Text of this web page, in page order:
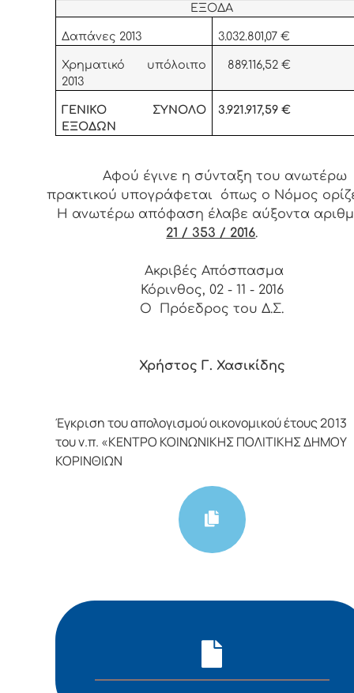
ΕΞΟΔΑ
Δαπάνες 2013 3.032.801,07 €
Χρηματικό υπόλοιπο
2013
889.116,52 €
ΓΕΝΙΚΟ ΣΥΝΟΛΟ
ΕΞΟΔΩΝ
3.921.917,59 €
Αφού έγινε η σύνταξη του ανωτέρω
πρακτικού υπογράφεται όπως ο Νόμος
Η ανωτέρω απόφαση έλαβε αύξοντα
21 / 353 / 2016.
Ακριβές Απόσπασμα
Κόρινθος, 02 - 11 - 2016
Ο Πρόεδρος του Δ.Σ.
Χρήστος Γ. Χασικίδης
Έγκριση του απολογισμού οικονομικού έτους 2013
του ν.π. «ΚΕΝΤΡΟ ΚΟΙΝΩΝΙΚΗΣ ΠΟΛΙΤΙΚΗΣ ΔΗΜΟΥ
ΚΟΡΙΝΘΙΩΝ